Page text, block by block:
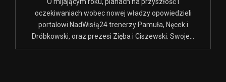
oczekiwaniach wobec nowej władzy opowiedzieli
portalowi NadWisłą24 trenerzy Pamuła, Nęcek i
Dróbkowski, oraz prezesi Zięba i Ciszewski. Swoje...